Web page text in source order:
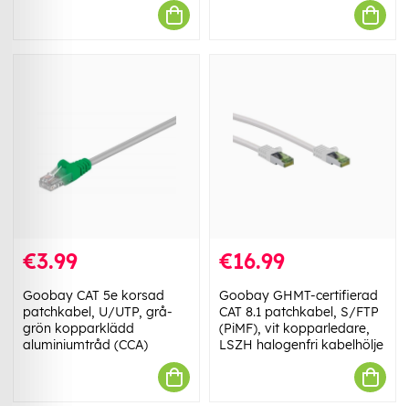
€3.99
Goobay CAT 5e korsad
patchkabel, U/UTP, grå-
grön kopparklädd
aluminiumtråd (CCA)
€16.99
Goobay GHMT-certifierad
CAT 8.1 patchkabel, S/FTP
(PiMF), vit kopparledare,
LSZH halogenfri kabelhölje